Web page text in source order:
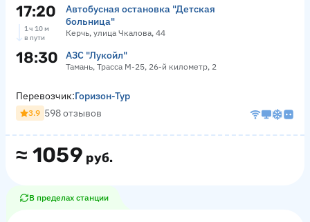
17:20
Автобусная остановка "Детская
больница"
Керчь, улица Чкалова, 44
1 ч 10 м
в пути
18:30 АЗС "Лукойл"
Тамань, Трасса М-25, 26-й километр, 2
≈ 1059 руб.
Перевозчик:Горизон-Тур
3.9 598 отзывов
В пределах станции